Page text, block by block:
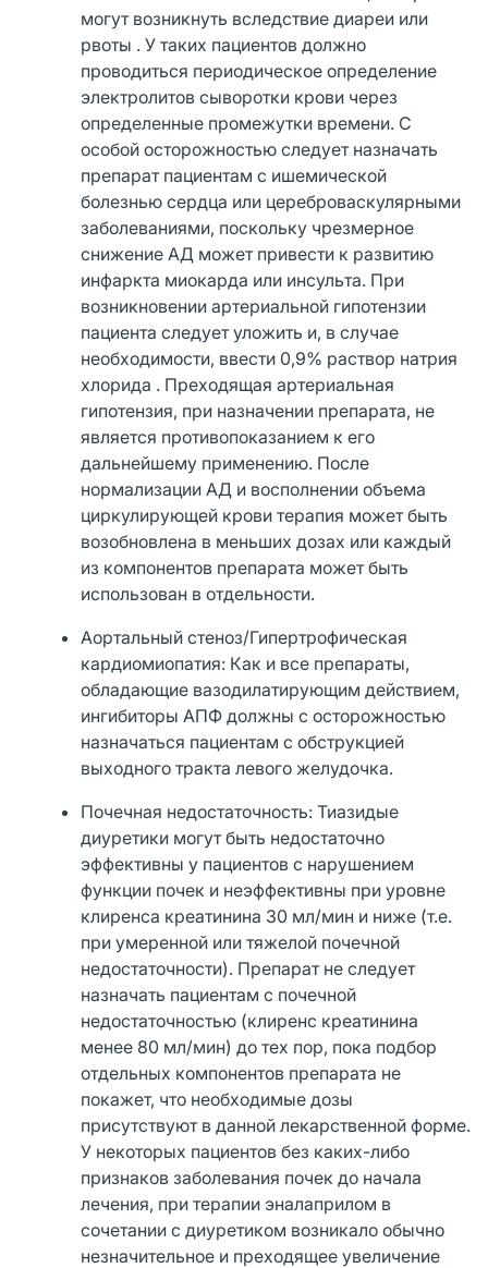
могут возникнуть вследствие диареи или
рвоты . У таких пациентов должно
проводиться периодическое определение
электролитов сыворотки крови через
определенные промежутки времени. С
особой осторожностью следует назначать
препарат пациентам с ишемической
болезнью сердца или цереброваскулярными
заболеваниями, поскольку чрезмерное
снижение АД может привести к развитию
инфаркта миокарда или инсульта. При
возникновении артериальной гипотензии
пациента следует уложить и, в случае
необходимости, ввести 0,9% раствор натрия
хлорида . Преходящая артериальная
гипотензия, при назначении препарата, не
является противопоказанием к его
дальнейшему применению. После
нормализации АД и восполнении объема
циркулирующей крови терапия может быть
возобновлена в меньших дозах или каждый
из компонентов препарата может быть
использован в отдельности.
Аортальный стеноз/Гипертрофическая
кардиомиопатия: Как и все препараты,
обладающие вазодилатирующим действием,
ингибиторы АПФ должны с осторожностью
назначаться пациентам с обструкцией
выходного тракта левого желудочка.
Почечная недостаточность: Тиазидые
диуретики могут быть недостаточно
эффективны у пациентов с нарушением
функции почек и неэффективны при уровне
клиренса креатинина 30 мл/мин и ниже (т.е.
при умеренной или тяжелой почечной
недостаточности). Препарат не следует
назначать пациентам с почечной
недостаточностью (клиренс креатинина
менее 80 мл/мин) до тех пор, пока подбор
отдельных компонентов препарата не
покажет, что необходимые дозы
присутствуют в данной лекарственной форме.
У некоторых пациентов без каких-либо
признаков заболевания почек до начала
лечения, при терапии эналаприлом в
сочетании с диуретиком возникало обычно
незначительное и преходящее увеличение